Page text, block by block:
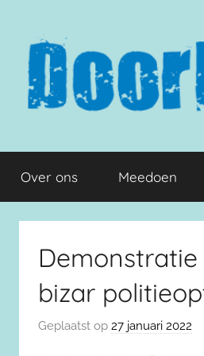
inhoud
springen
Over ons Meedoen
bizar
Geplaatst op 27 januari 2022